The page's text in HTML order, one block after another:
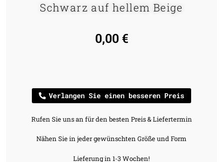
Schwarz auf hellem Beige
0,00€
Verlangen Sie einen besseren Preis
Rufen Sie uns an für den besten Preis & Liefertermin
Nähen Sie in jeder gewünschten Größe und Form
Lieferung in 1-3 Wochen!